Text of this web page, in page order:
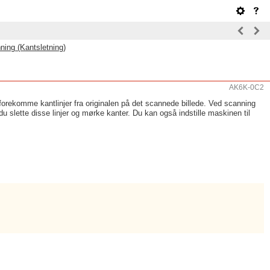
(Kantsletning)
AK6K-0C2
kantlinjer fra originalen på det scannede billede. Ved scanning
slette disse linjer og mørke kanter. Du kan også indstille maskinen til